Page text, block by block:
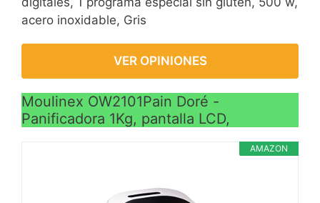
acero inoxidable, Gris
VER OPINIONES
Moulinex OW2101Pain Doré -
Panificadora 1Kg, pantalla LCD,
AMAZON